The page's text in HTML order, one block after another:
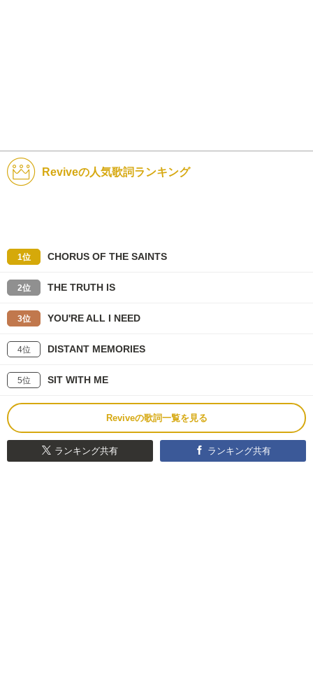
Reviveの人気歌詞ランキング
1位 CHORUS OF THE SAINTS
2位 THE TRUTH IS
3位 YOU'RE ALL I NEED
4位 DISTANT MEMORIES
5位 SIT WITH ME
Reviveの歌詞一覧を見る
ランキング共有 ランキング共有